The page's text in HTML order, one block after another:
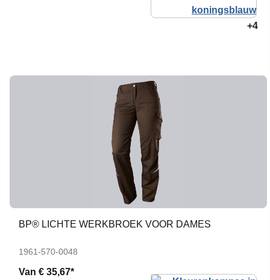
+4
BP® LICHTE WERKBROEK VOOR DAMES
1961-570-0048
Van € 35,67*